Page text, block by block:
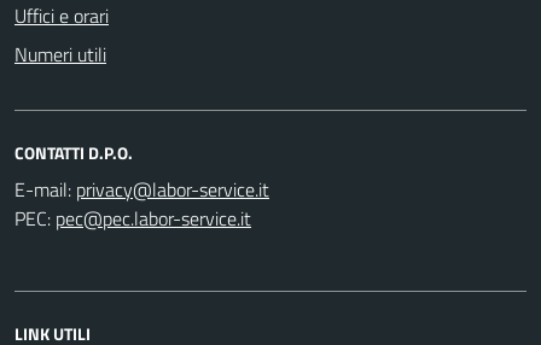
Uffici e orari
Numeri utili
CONTATTI D.P.O.
E-mail:
PEC:
LINK UTILI